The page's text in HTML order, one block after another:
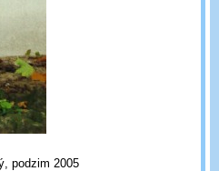
podzim 2005